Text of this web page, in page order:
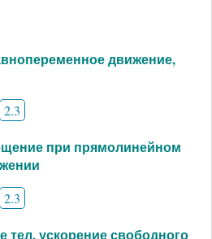
движение,
2.3
при прямолинейном
2.3
тел, ускорение свободного